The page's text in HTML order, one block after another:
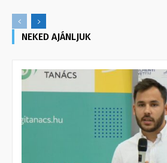
NEKED AJÁNLJUK